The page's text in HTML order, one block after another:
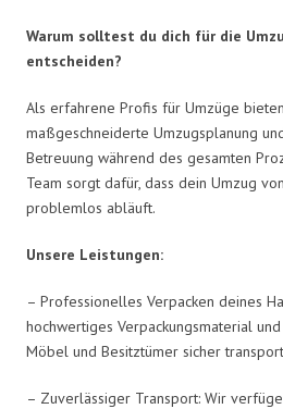
Warum solltest du dich für die
entscheiden?
Als erfahrene Profis für Umzüge
maßgeschneiderte Umzugsplanung
Betreuung während des gesamten
Team sorgt dafür, dass dein Umzug
problemlos abläuft.
Unsere Leistungen:
– Professionelles Verpacken deines
hochwertiges Verpackungsmaterial
Möbel und Besitztümer sicher
– Zuverlässiger Transport: Wir